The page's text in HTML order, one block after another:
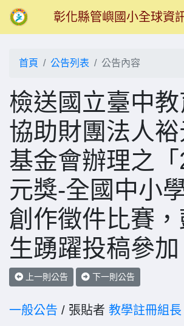
彰化縣管嶼國小全球資
首頁 公告列表 公告內容
檢送國立臺中
協助財團法人
基金會辦理之
元獎-全國中小
創作徵件比賽
生踴躍投稿參加
上一則公告 下一則公告
一般公告 / 張貼者 教學註冊組長